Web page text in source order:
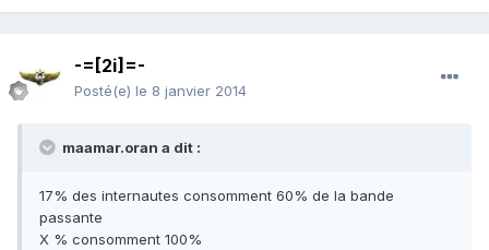
-=[2i]=-
Posté(e) le 8 janvier 2014
maamar.oran a dit :
17% des internautes consomment 60% de la bande
passante
X % consomment 100%